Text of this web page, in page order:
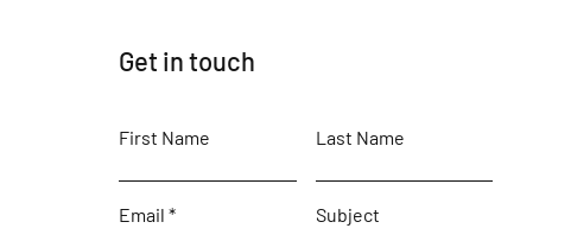
Get in touch
First Name Last Name
Email Subject